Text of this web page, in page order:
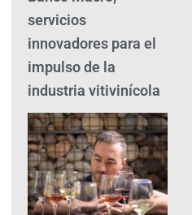
servicios
innovadores para el
impulso de la
industria vitivinícola